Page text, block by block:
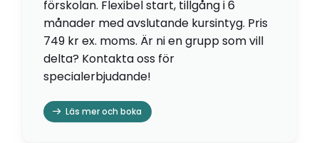
förskolan. Flexibel start, tillgång i 6
månader med avslutande kursintyg. Pris
749 kr ex. moms. Är ni en grupp som vill
delta? Kontakta oss för
specialerbjudande!
Läs mer och boka